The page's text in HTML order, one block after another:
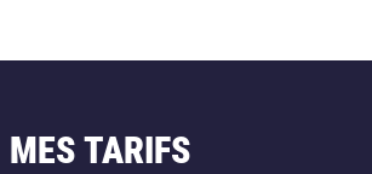
MES TARIFS